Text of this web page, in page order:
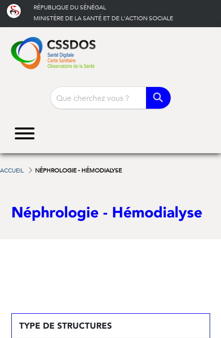
RÉPUBLIQUE DU SÉNÉGAL
MINISTÈRE DE LA SANTÉ ET DE L'ACTION SOCIALE
ACCUEIL NÉPHROLOGIE - HÉMODIALYSE
Néphrologie - Hémodialyse
TYPE DE STRUCTURES